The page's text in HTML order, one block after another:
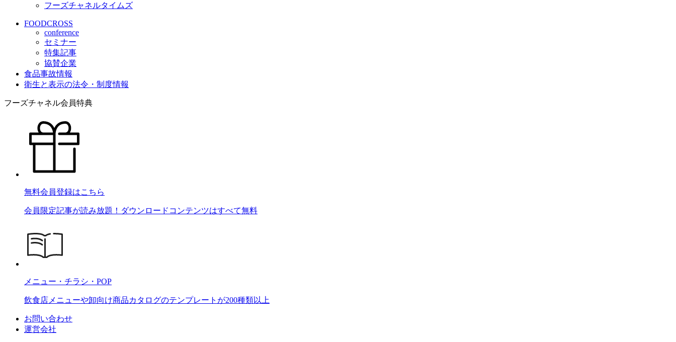
フーズチャネルタイムズ
FOODCROSS
conference
セミナー
特集記事
協賛企業
食品事故情報
衛生と表示の法令・制度情報
フーズチャネル会員特典
無料会員登録はこちら
会員限定記事が読み放題！ダウンロードコンテンツはすべて無料
メニュー・チラシ・POP
飲食店メニューや卸向け商品カタログのテンプレートが200種類以上
お問い合わせ
運営会社